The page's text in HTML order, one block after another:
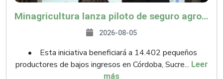
Minagricultura lanza piloto de seguro agropecuario por $9.625 millones para proteger a más de 14.000 pequeños productores contra riesgos del Fenómeno de El Niño
2026-08-05
• Esta iniciativa beneficiará a 14.402 pequeños
productores de bajos ingresos en Córdoba, Sucre... Leer
más